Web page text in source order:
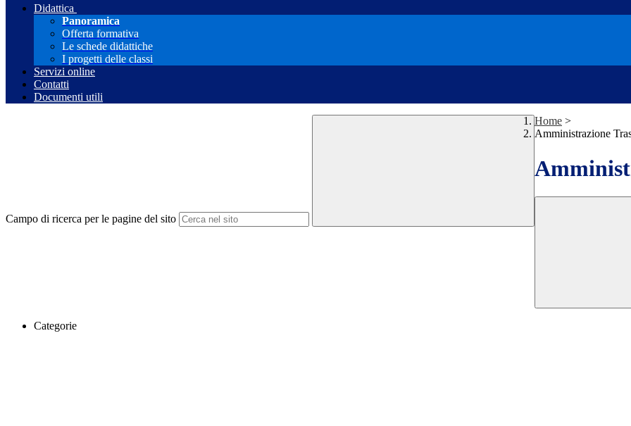
Didattica
Panoramica
Offerta formativa
Le schede didattiche
I progetti delle classi
Servizi online
Contatti
Documenti utili
Campo di ricerca per le pagine del sito
Home >
Amministrazione
Categorie